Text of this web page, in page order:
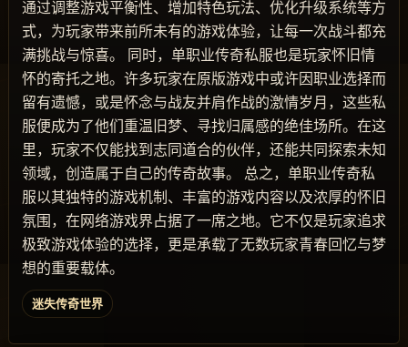
通过调整游戏平衡性、增加特色玩法、优化升级系统等方
式，为玩家带来前所未有的游戏体验，让每一次战斗都充
满挑战与惊喜。 同时，单职业传奇私服也是玩家怀旧情
怀的寄托之地。许多玩家在原版游戏中或许因职业选择而
留有遗憾，或是怀念与战友并肩作战的激情岁月，这些私
服便成为了他们重温旧梦、寻找归属感的绝佳场所。在这
里，玩家不仅能找到志同道合的伙伴，还能共同探索未知
领域，创造属于自己的传奇故事。 总之，单职业传奇私
服以其独特的游戏机制、丰富的游戏内容以及浓厚的怀旧
氛围，在网络游戏界占据了一席之地。它不仅是玩家追求
极致游戏体验的选择，更是承载了无数玩家青春回忆与梦
想的重要载体。
迷失传奇世界